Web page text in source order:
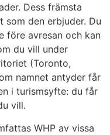
Dess främsta
den erbjuder. Du
före avresan och kan
du vill under
(Toronto,
namnet antyder får
i turismsyfte: du får
vill.
WHP av vissa